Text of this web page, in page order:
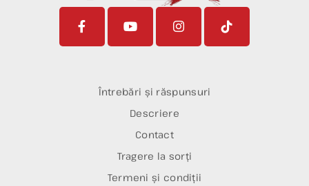
Întrebări și răspunsuri
Descriere
Contact
Tragere la sorți
Termeni și condiții